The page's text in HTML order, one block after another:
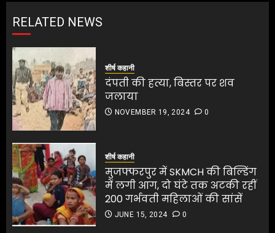
RELATED NEWS
शीर्ष कहानी
दंपती की हत्या, बिस्तर पर शव
जलाया
NOVEMBER 19, 2024 0
शीर्ष कहानी
मुजफ्फरपुर में SKMCH की बिल्डिंग
में लगी आग, दो घंटे तक अटकी रहीं
200 गर्भवती महिलाओं की सांसें
JUNE 15, 2024 0